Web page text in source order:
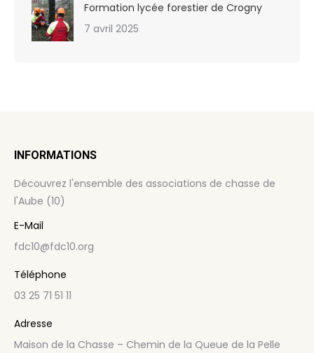
Formation lycée forestier de Crogny
7 avril 2025
INFORMATIONS
Découvrez l'ensemble des associations de chasse de
l'Aube (10)
E-Mail
fdc10@fdc10.org
Téléphone
03 25 71 51 11
Adresse
Maison de la Chasse – Chemin de la Queue de la Pelle